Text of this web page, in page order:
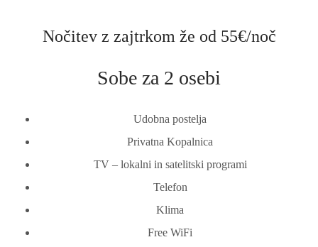
Nočitev z zajtrkom že od 55€/noč
Sobe za 2 osebi
Udobna postelja
Privatna Kopalnica
TV – lokalni in satelitski programi
Telefon
Klima
Free WiFi